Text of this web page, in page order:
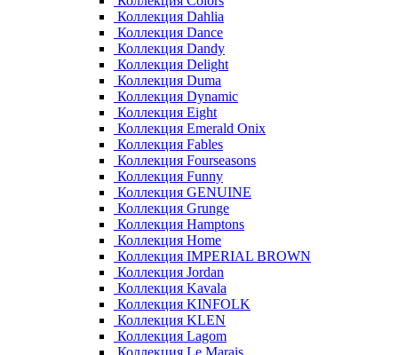
Коллекция Dahlia
Коллекция Dance
Коллекция Dandy
Коллекция Delight
Коллекция Duma
Коллекция Dynamic
Коллекция Eight
Коллекция Emerald Onix
Коллекция Fables
Коллекция Fourseasons
Коллекция Funny
Коллекция GENUINE
Коллекция Grunge
Коллекция Hamptons
Коллекция Home
Коллекция IMPERIAL BROWN
Коллекция Jordan
Коллекция Kavala
Коллекция KINFOLK
Коллекция KLEN
Коллекция Lagom
Коллекция Le Marais